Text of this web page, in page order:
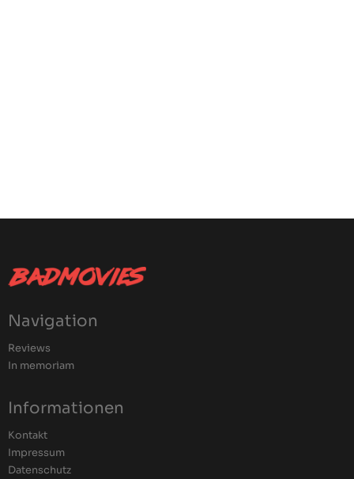
Navigation
Reviews
In memoriam
Informationen
Kontakt
Impressum
Datenschutz